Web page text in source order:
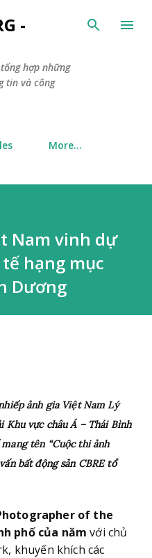
content
-
hợp những
tin và công
More…
Nam vinh dự
hạng mục
Dương
ảnh gia Việt Nam Lý
Khu vực châu Á – Thái Bình
tên “Cuộc thi ảnh
bất động sản CBRE tổ
of the
phố của năm với chủ
khuyến khích các